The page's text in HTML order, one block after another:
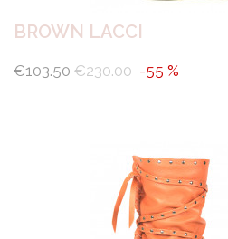
BROWN LACCI
€103.50 €230.00 -55 %